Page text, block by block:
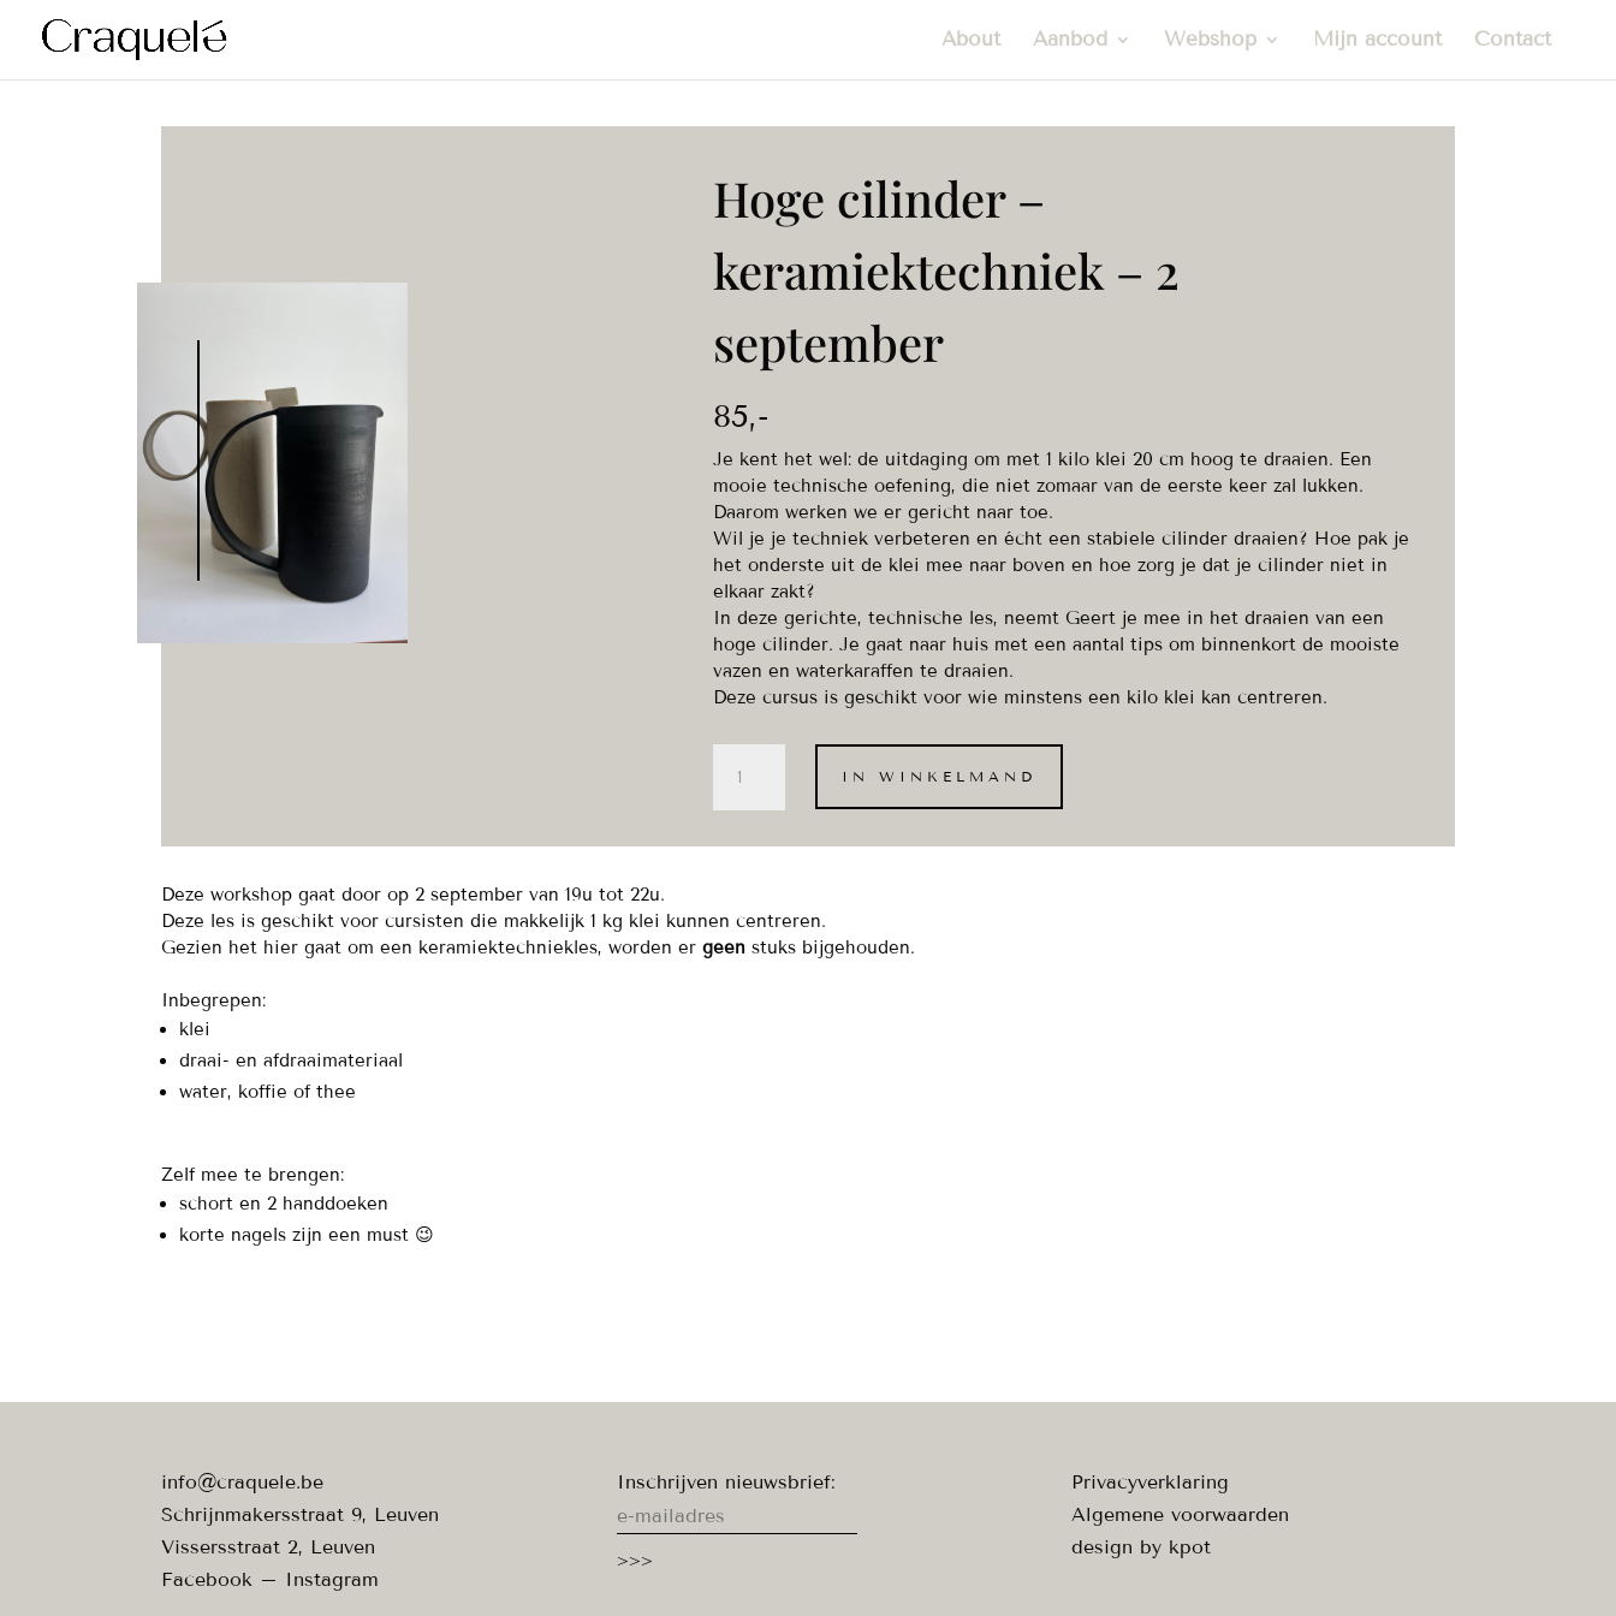
About Aanbod Webshop Mijn account Contact
Hoge cilinder –
keramiektechniek – 2
september
85,-
Je kent het wel: de uitdaging om met 1 kilo klei 20 cm hoog te draaien. Een
mooie technische oefening, die niet zomaar van de eerste keer zal lukken.
Daarom werken we er gericht naar toe.
Wil je je techniek verbeteren en écht een stabiele cilinder draaien? Hoe pak je
het onderste uit de klei mee naar boven en hoe zorg je dat je cilinder niet in
elkaar zakt?
In deze gerichte, technische les, neemt Geert je mee in het draaien van een
hoge cilinder. Je gaat naar huis met een aantal tips om binnenkort de mooiste
vazen en waterkaraffen te draaien.
Deze cursus is geschikt voor wie minstens een kilo klei kan centreren.
cilinder
-
september
aantal
IN WINKELMAND
Deze workshop gaat door op 2 september van 19u tot 22u.
Deze les is geschikt voor cursisten die makkelijk 1 kg klei kunnen centreren.
Gezien het hier gaat om een keramiektechniekles, worden ergeen stuks bijgehouden.
Inbegrepen:
klei
draai- en afdraaimateriaal
water, koffie of thee
Zelf mee te brengen:
schort en 2 handdoeken
korte nagels zijn een must 😉
info@craquele.be
Schrijnmakersstraat 9, Leuven
Vissersstraat 2, Leuven
Facebook – Instagram
Inschrijven nieuwsbrief:
Privacyverklaring
Algemene voorwaarden
design by kpot